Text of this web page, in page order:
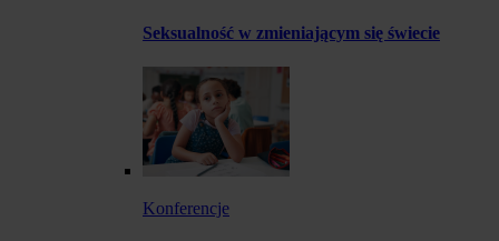
Seksualność w zmieniającym się świecie
Konferencje